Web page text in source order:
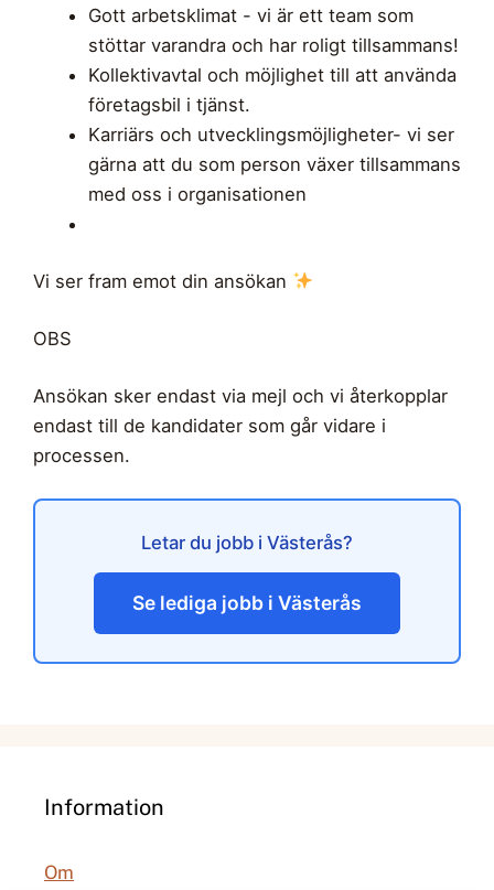
Gott arbetsklimat - vi är ett team som
stöttar varandra och har roligt tillsammans!
Kollektivavtal och möjlighet till att använda
företagsbil i tjänst.
Karriärs och utvecklingsmöjligheter- vi ser
gärna att du som person växer tillsammans
med oss i organisationen
Vi ser fram emot din ansökan
OBS
Ansökan sker endast via mejl och vi återkopplar
endast till de kandidater som går vidare i
processen.
Letar du jobb i Västerås?
Se lediga jobb i Västerås
Information
Om